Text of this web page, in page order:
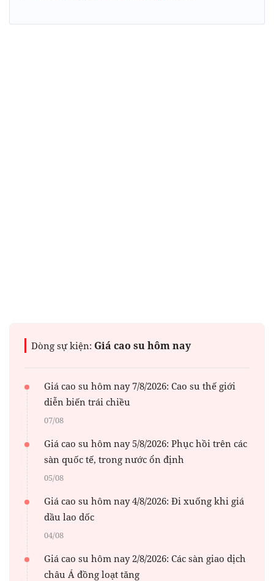
Dòng sự kiện: Giá cao su hôm nay
Giá cao su hôm nay 7/8/2026: Cao su thế giới
diễn biến trái chiều
07/08
Giá cao su hôm nay 5/8/2026: Phục hồi trên các
sàn quốc tế, trong nước ổn định
05/08
Giá cao su hôm nay 4/8/2026: Đi xuống khi giá
dầu lao dốc
04/08
Giá cao su hôm nay 2/8/2026: Các sàn giao dịch
châu Á đồng loạt tăng